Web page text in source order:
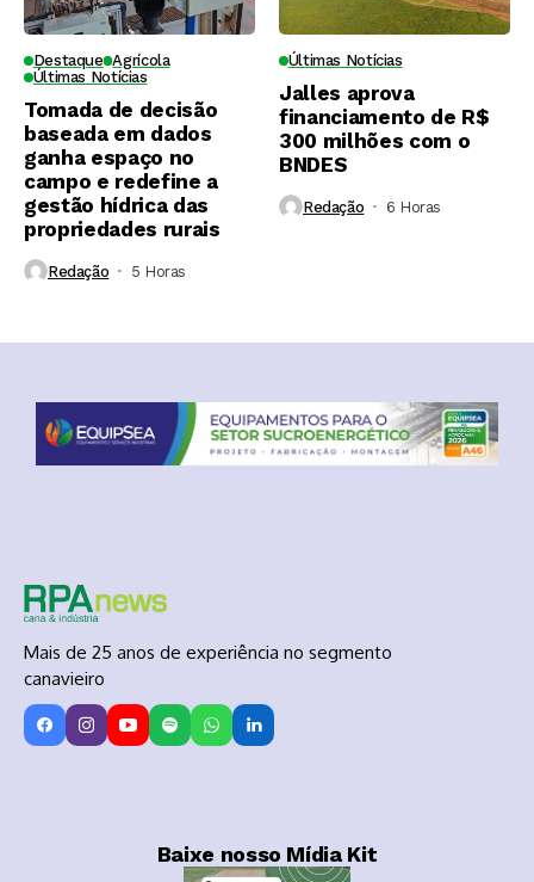
Destaque Agrícola
Últimas Notícias
Tomada de decisão
baseada em dados
ganha espaço no
campo e redefine a
gestão hídrica das
propriedades rurais
Redação 5 Horas ⁮
Últimas Notícias
Jalles aprova
financiamento de R$
300 milhões com o
BNDES
Redação 6 Horas ⁮
Mais de 25 anos de experiência no segmento
canavieiro
Baixe nosso Mídia Kit